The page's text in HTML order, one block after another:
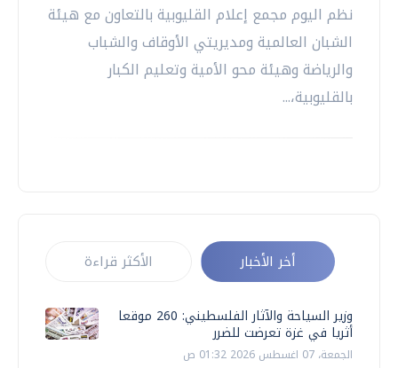
نظم اليوم مجمع إعلام القليوبية بالتعاون مع هيئة
الشبان العالمية ومديريتي الأوقاف والشباب
والرياضة وهيئة محو الأمية وتعليم الكبار
بالقليوبية،...
أخر الأخبار الأكثر قراءة
وزير السياحة والآثار الفلسطيني: 260 موقعا
أثريا في غزة تعرضت للضرر
الجمعة، 07 اغسطس 2026 01:32 ص